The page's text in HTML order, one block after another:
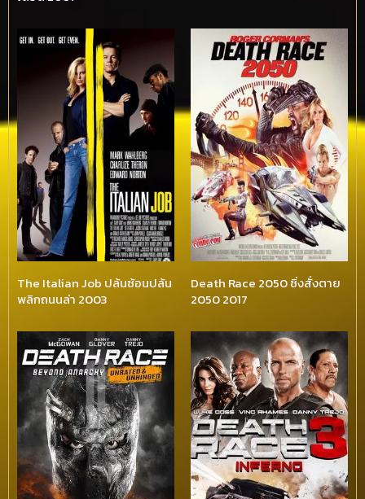
The Italian Job ปล้นซ้อนปล้น
พลิกถนนล่า 2003
Death Race 2050 ซิ่งสั่งตาย
2050 2017